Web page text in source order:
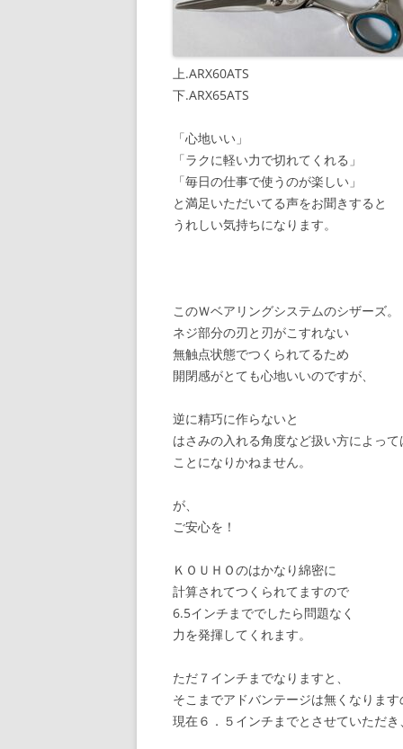
上.ARX60ATS
下.ARX65ATS
「心地いい」
「ラクに軽い力で切れてくれる」
「毎日の仕事で使うのが楽しい」
と満足いただいてる声をお聞きすると
うれしい気持ちになります。
このＷベアリングシステムのシザーズ。
ネジ部分の刃と刃がこすれない
無触点状態でつくられてるため
開閉感がとても心地いいのですが、
逆に精巧に作らないと
はさみの入れる角度など扱い方によっ
ことになりかねません。
が、
ご安心を！
ＫＯＵＨＯのはかなり綿密に
計算されてつくられてますので
6.5インチまででしたら問題なく
力を発揮してくれます。
ただ７インチまでなりますと、
そこまでアドバンテージは無くなります
現在６．５インチまでとさせていただき